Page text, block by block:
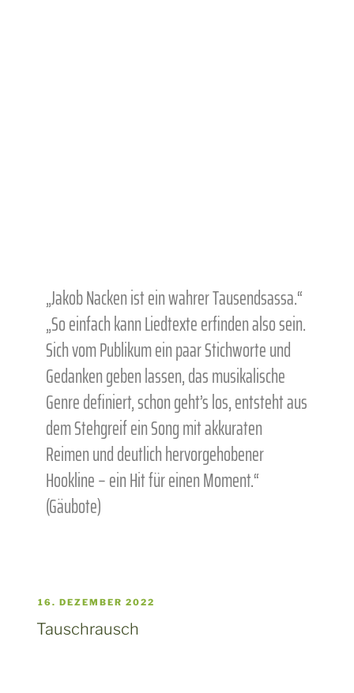
Reimen und deutlich hervorgehobener
Hookline – ein Hit für einen Moment.“
(Gäubote)
16. DEZEMBER 2022
Tauschrausch